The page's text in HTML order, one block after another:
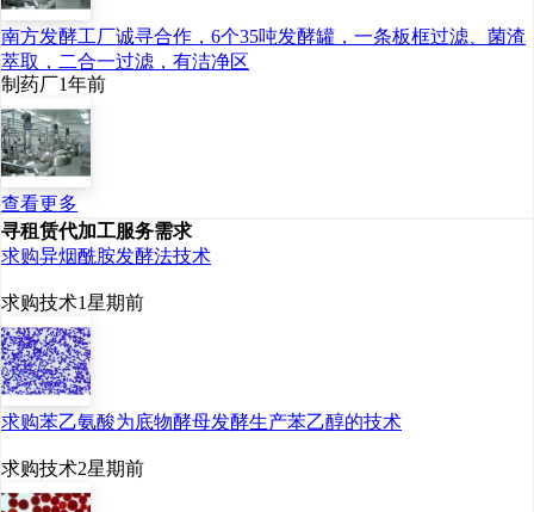
南方发酵工厂诚寻合作，6个35吨发酵罐，一条板框过滤、菌渣
萃取，二合一过滤，有洁净区
制药厂1年前
查看更多
寻租赁代加工服务需求
求购异烟酰胺发酵法技术
求购技术1星期前
求购苯乙氨酸为底物酵母发酵生产苯乙醇的技术
求购技术2星期前